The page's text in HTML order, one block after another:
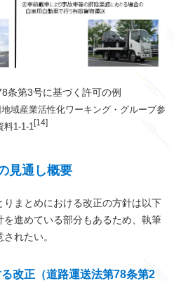
第3号に基づく許可の例
域産業活性化ワーキング・グループ参
料1-1-1[14]
見通し概要
まとめにおける改正の方針は以下
進めている部分もあるため、執筆
れたい。
改正（道路運送法第78条第2